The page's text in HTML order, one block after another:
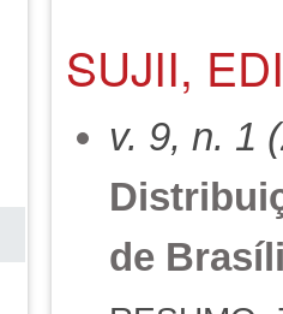
SUJII,
v. 9, n. 1
de